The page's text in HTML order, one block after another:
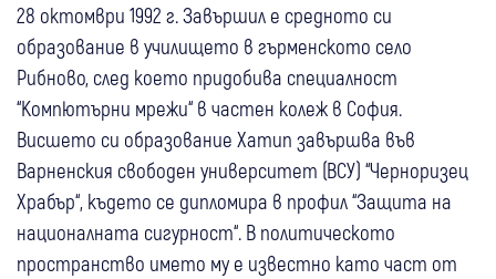
28 октомври 1992 г. Завършил е средното си
образование в училището в гърменското село
Рибново, след което придобива специалност
“Компютърни мрежи“ в частен колеж в София.
Висшето си образование Хатип завършва във
Варненския свободен университет (ВСУ) “Черноризец
Храбър“, където се дипломира в профил “Защита на
националната сигурност“. В политическото
пространство името му е известно като част от